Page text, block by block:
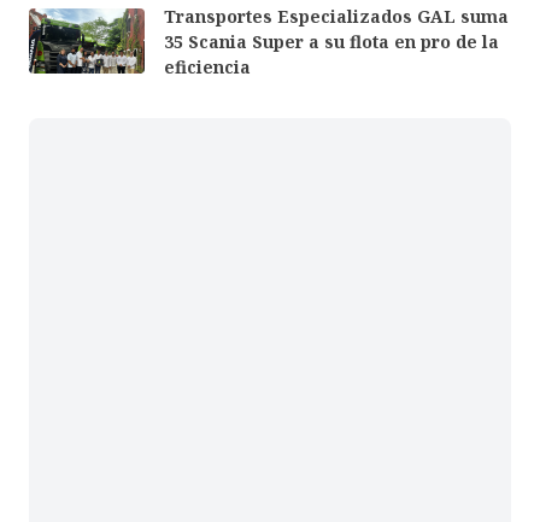
Transportes Especializados GAL suma
35 Scania Super a su flota en pro de la
eficiencia